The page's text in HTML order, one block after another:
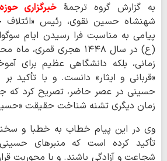
به گزارش گروه ترجمۀ خبرگزاری
شهنشاه حسین نقوی، رئیس «ائتلاف
پیامی به مناسبت فرا رسیدن ایام
(ع) در سال ۱۴۴۸ هجری
زمانی، بلکه دانشگاهی عظیم برای
«قربانی و ایثار» دانست. و با تأکید
حسینی در عصر حاضر، تصریح کرد که
زمان دیگری تشنه شناخت حقیقت
وی در این پیام خطاب به خطبا و
تأکید کرده است که منبرهای حسینی
شجاعت و آزادگی باشند. و با محوریت